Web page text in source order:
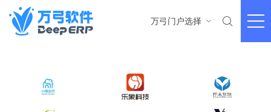
万弓门户选择  